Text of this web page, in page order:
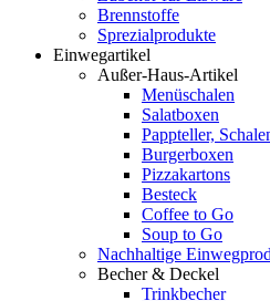
Brennstoffe
Sprezialprodukte
Einwegartikel
Außer-Haus-Artikel
Menüschalen
Salatboxen
Pappteller,
Burgerboxen
Pizzakartons
Besteck
Coffee to Go
Soup to Go
Nachhaltige
Becher & Deckel
Trinkbecher